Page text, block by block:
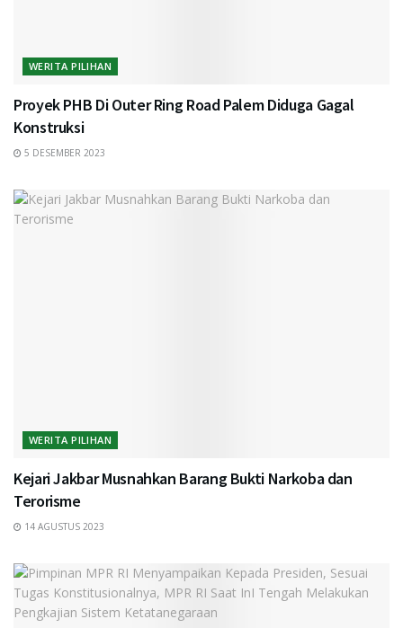
WERITA PILIHAN
Proyek PHB Di Outer Ring Road Palem Diduga Gagal
Konstruksi
5 DESEMBER 2023
WERITA PILIHAN
Kejari Jakbar Musnahkan Barang Bukti Narkoba dan
Terorisme
14 AGUSTUS 2023